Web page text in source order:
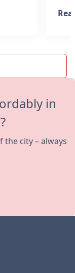
in
the city – always